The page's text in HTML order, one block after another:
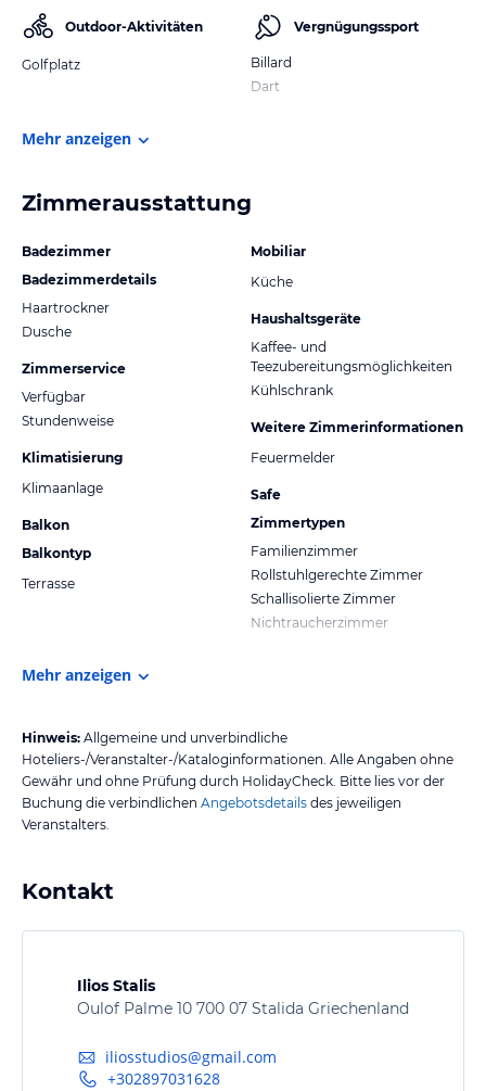
Outdoor-Aktivitäten
Golfplatz
Vergnügungssport
Billard
Dart
Mehr anzeigen
Zimmerausstattung
Badezimmer
Badezimmerdetails
Haartrockner
Dusche
Zimmerservice
Verfügbar
Stundenweise
Klimatisierung
Klimaanlage
Balkon
Balkontyp
Terrasse
Mobiliar
Küche
Haushaltsgeräte
Kaffee- und
Teezubereitungsmöglichkeiten
Kühlschrank
Weitere Zimmerinformationen
Feuermelder
Safe
Zimmertypen
Familienzimmer
Rollstuhlgerechte Zimmer
Schallisolierte Zimmer
Nichtraucherzimmer
Mehr anzeigen
Hinweis: Allgemeine und unverbindliche
Hoteliers-/Veranstalter-/Kataloginformationen. Alle Angaben ohne
Gewähr und ohne Prüfung durch HolidayCheck. Bitte lies vor der
Buchung die verbindlichen Angebotsdetails des jeweiligen
Veranstalters.
Kontakt
Ilios Stalis
Oulof Palme 10 700 07 Stalida Griechenland
iliosstudios@gmail.com
+302897031628